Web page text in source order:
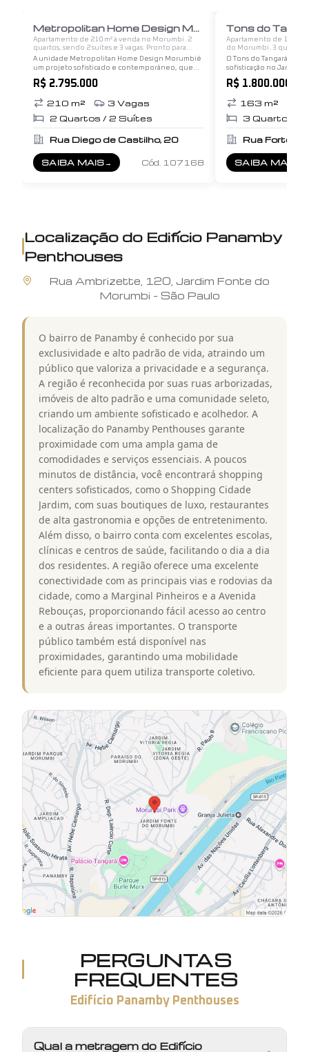
1Metropolitan Home Design Morumbi
Apartamento de 210 m² à venda no Morumbi. 2
quartos, sendo 2 suítes e 3 vagas. Pronto para
morar.
A unidade Metropolitan Home Design Morumbié
um projeto sofisticado e contemporâneo, que
combina elegância e funcionalidade. Com uma
arquitetura inovadora, ela se destaca pelo uso de
R$ 2.795.000
210 m² 3 Vagas
2 Quartos / 2 Suítes
Rua Diego de Castilho, 20
SAIBA MAIS
SOBREMETROPOLITAN HOME DESIGN MORUMBI
→ Cód. 107168
Tons do
Apartamento de 163
do Morumbi. 3 quartos,
Pronto para morar.
O Tons do Tangará é
sofisticação no Jardim
Paulo. Este
apartamentos que
R$ 1.800.000
163 m²
3 Quartos /
Rua Forte
SAIBA MAIS
SOBRETONS
Localização do Edifício Panamby
Penthouses
Rua Ambrizette 120 Jardim Fonte do
Morumbi - São Paulo
O bairro de Panamby é conhecido por sua
exclusividade e alto padrão de vida, atraindo um
público que valoriza a privacidade e a segurança.
A região é reconhecida por suas ruas arborizadas,
imóveis de alto padrão e uma comunidade seleto,
criando um ambiente sofisticado e acolhedor. A
localização do Panamby Penthouses garante
proximidade com uma ampla gama de
comodidades e serviços essenciais. A poucos
minutos de distância, você encontrará shopping
centers sofisticados, como o Shopping Cidade
Jardim, com suas boutiques de luxo, restaurantes
de alta gastronomia e opções de entretenimento.
Além disso, o bairro conta com excelentes escolas,
clínicas e centros de saúde, facilitando o dia a dia
dos residentes. A região oferece uma excelente
conectividade com as principais vias e rodovias da
cidade, como a Marginal Pinheiros e a Avenida
Rebouças, proporcionando fácil acesso ao centro
e a outras áreas importantes. O transporte
público também está disponível nas
proximidades, garantindo uma mobilidade
eficiente para quem utiliza transporte coletivo.
PERGUNTAS
FREQUENTES
Edifício Panamby Penthouses
Qual a metragem do Edifício